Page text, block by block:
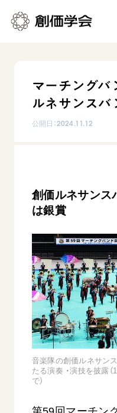
人間革命
日蓮大聖人の仏法（教学
釈尊～法華経
日蓮大聖人
創価学会の三代会長
初代会長・牧口常三
第2代会長・戸田城聖
第3代会長・池田大作
日常の活動
仏法を学ぶ
仏法を語る
主な行事
年間の活動について
友人葬
彼岸
核兵器の廃絶に向け連
「人権文化」「ジェンダ
人道支援
音楽活動
展示活動
教育本部の活動
図書贈呈
各国ウェブサイト
基本情報
創価学会 会憲
創価学会 会則
創価学会 社会憲章
組織・機構
会長・理事長・各部長の
沿革
略年表
入会について
会員サポート
座談会御書ｅ講義
小説『新・人間革命』『
御書検索［新版］
関連リンク
創価学会総本部
墓地公園・納骨堂
聖教電子版
聖教ブックストア
ご意見
ご利用にあたって
マーチング
ルネサンスバ
公開日：2024.11.12
創価ルネサンス
は銀賞
音楽隊の創価ルネサン
たる演奏 ・演技を披露
で）